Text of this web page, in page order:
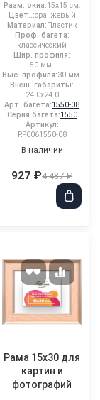
Разм. окна:15x15 см.
Цвет..:оранжевый
Материал: Пластик
Проф. багета:
классический
Шир. профиля:
50 мм.
Выс. профиля:30 мм.
Внеш. габариты:
24.0x24.0
Арт. багета:1550-08
Серия багета:1550
Артикул:
RP0061550-08
В наличии
927 ₽4 487 ₽
Рама 15x30 для
картин и
фотографий